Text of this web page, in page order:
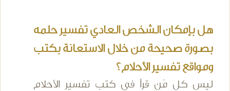
هل بإمكان الشخص العادي تفسير حلمه
بصورة صحيحة من خلال الاستعانة بكتب
ومواقع تفسير الأحلام؟
ليس كل مَن قرأ في كتب تفسير الأحلام